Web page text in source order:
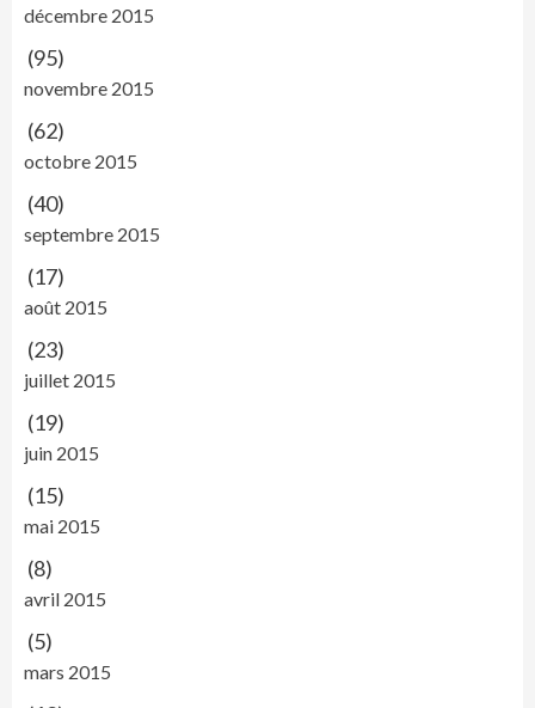
décembre 2015
(95)
novembre 2015
(62)
octobre 2015
(40)
septembre 2015
(17)
août 2015
(23)
juillet 2015
(19)
juin 2015
(15)
mai 2015
(8)
avril 2015
(5)
mars 2015